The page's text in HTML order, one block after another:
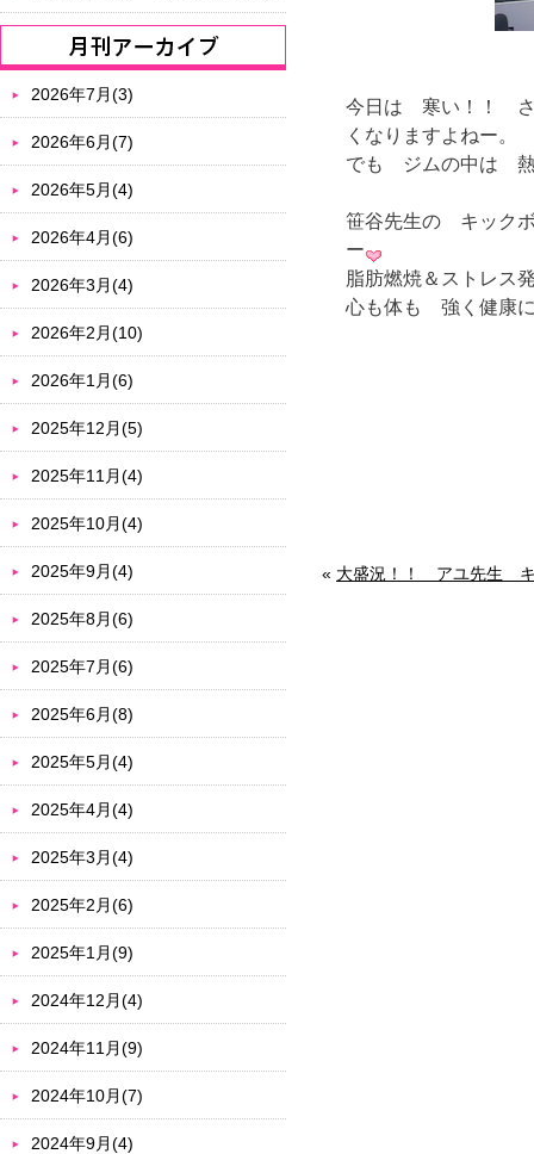
今日は 寒い！！ さ
くなりますよねー。
でも ジムの中は
笹谷先生の キック
ー
脂肪燃焼＆ストレ
心も体も 強く健康
« 大盛況！！ アユ先生
2026年7月(3)
2026年6月(7)
2026年5月(4)
2026年4月(6)
2026年3月(4)
2026年2月(10)
2026年1月(6)
2025年12月(5)
2025年11月(4)
2025年10月(4)
2025年9月(4)
2025年8月(6)
2025年7月(6)
2025年6月(8)
2025年5月(4)
2025年4月(4)
2025年3月(4)
2025年2月(6)
2025年1月(9)
2024年12月(4)
2024年11月(9)
2024年10月(7)
2024年9月(4)